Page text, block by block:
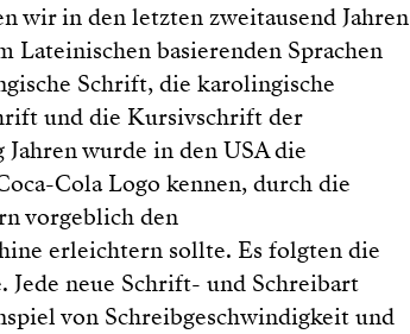
wir in den letzten zweitausend Jahren
Lateinischen basierenden Sprachen
Schrift, die karolingische
und die Kursivschrift der
wurde in den USA die
Cola Logo kennen, durch die
vorgeblich den
erleichtern sollte. Es folgten die
neue Schrift- und Schreibart
von Schreibgeschwindigkeit und